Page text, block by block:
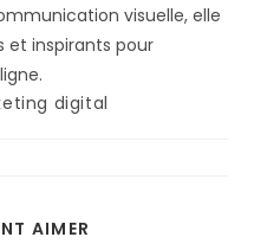
visuelle, elle
et inspirants pour
digital
AIMER